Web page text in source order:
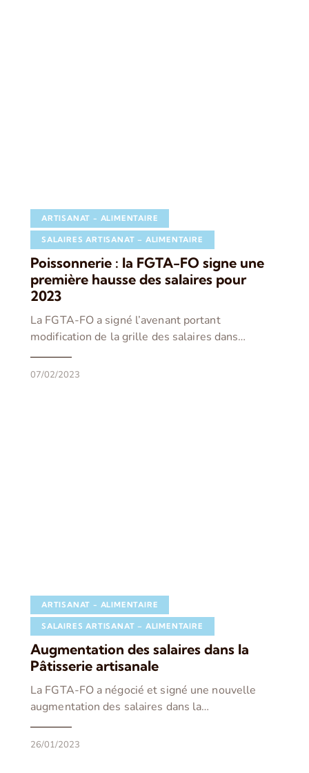
ARTISANAT - ALIMENTAIRE
SALAIRES ARTISANAT – ALIMENTAIRE
Poissonnerie : la FGTA-FO signe une
première hausse des salaires pour
2023
La FGTA-FO a signé l’avenant portant
modification de la grille des salaires dans…
07/02/2023
ARTISANAT - ALIMENTAIRE
SALAIRES ARTISANAT – ALIMENTAIRE
Augmentation des salaires dans la
Pâtisserie artisanale
La FGTA-FO a négocié et signé une nouvelle
augmentation des salaires dans la…
26/01/2023